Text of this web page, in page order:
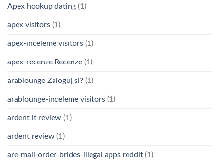
Apex hookup dating (1)
apex visitors (1)
apex-inceleme visitors (1)
apex-recenze Recenze (1)
arablounge Zaloguj si? (1)
arablounge-inceleme visitors (1)
ardent it review (1)
ardent review (1)
are-mail-order-brides-illegal apps reddit (1)